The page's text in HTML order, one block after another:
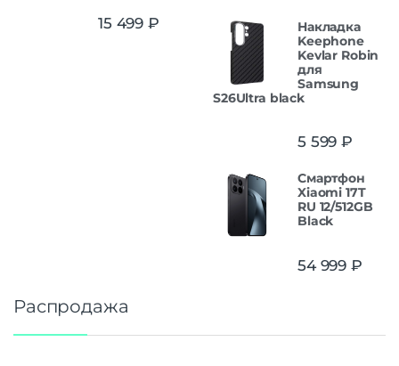
15 499 ₽
Накладка
Keephone
Kevlar Robin
для
Samsung
S26Ultra black
5 599 ₽
Смартфон
Xiaomi 17T
RU 12/512GB
Black
54 999 ₽
Распродажа